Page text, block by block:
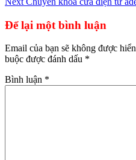
hướng
bài
viết
Để lại một bình luận
Email của bạn sẽ không được
buộc được đánh dấu *
Bình luận *